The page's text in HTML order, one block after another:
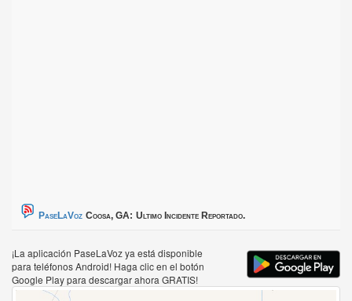
PaseLaVoz Coosa, GA: Ultimo Incidente Reportado.
¡La aplicación PaseLaVoz ya está disponible
para teléfonos Android! Haga clic en el botón
Google Play para descargar ahora GRATIS!